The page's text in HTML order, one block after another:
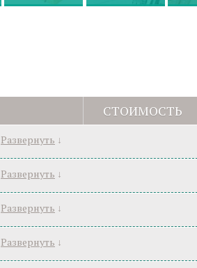
СТОИМОСТЬ
Развернуть ↓
Развернуть ↓
Развернуть ↓
Развернуть ↓